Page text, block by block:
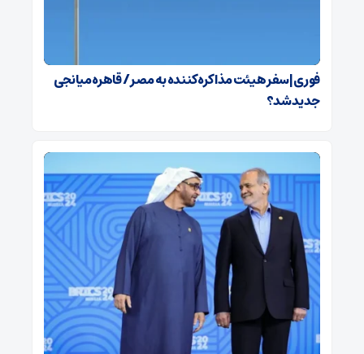
فوری | سفر هیئت مذاکره‌کننده به مصر / قاهره میانجی
جدید شد؟